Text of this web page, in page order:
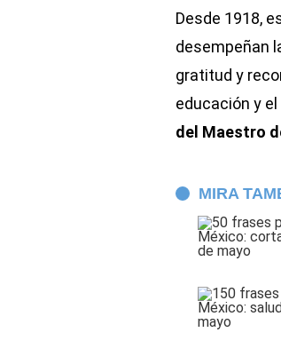
Desde 1918,
desempeñan
gratitud y
educación y
del Maestro
MIRA